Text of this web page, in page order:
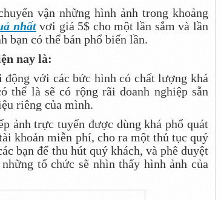
vận những hình ảnh trong khoảng
nhấtvơi giá 5$ cho một lần sắm và lần
bạn có thể bán phổ biến lần.
nay là:
với các bức hình có chất lượng khá
thể là sẽ có rộng rãi doanh nghiệp sẵn
riêng của mình.
ảnh trực tuyến được dùng khá phổ quát
khoản miễn phí, cho ra một thủ tục quý
bạn để thu hút quý khách, và phê duyệt
tổ chức sẽ nhìn thấy hình ảnh của